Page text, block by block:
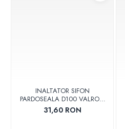
INALTATOR SIFON
PARDOSEALA D100 VALROM
17001900004
31,60 RON